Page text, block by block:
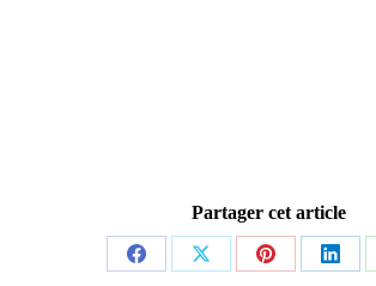
Partager cet article
PartagerPartagerPartager